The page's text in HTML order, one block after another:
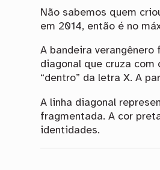
Não sabemos quem
em 2014, então é no
A bandeira verangênero
diagonal que cruza com
“dentro” da letra X. A
A linha diagonal
fragmentada. A cor
identidades.